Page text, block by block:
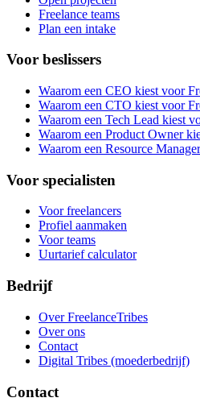
Freelance teams
Plan een intake
Voor beslissers
Waarom een CEO kiest voor
Waarom een CTO kiest voor
Waarom een Tech Lead kiest
Waarom een Product Owner
Waarom een Resource
Voor specialisten
Voor freelancers
Profiel aanmaken
Voor teams
Uurtarief calculator
Bedrijf
Over FreelanceTribes
Over ons
Contact
Digital Tribes (moederbedrijf)
Contact